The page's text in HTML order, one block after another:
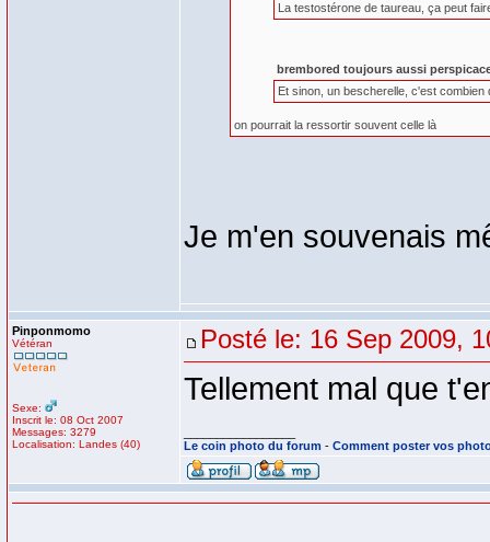
La testostérone de taureau, ça peut
brembored toujours aussi
Et sinon, un bescherelle, c'est combien
on pourrait la ressortir souvent celle là
Je m'en souvenais
Pinponmomo
Vétéran
Sexe:
Inscrit le: 08 Oct 2007
Messages: 3279
Localisation: Landes (40)
Posté le: 16 Sep 2009,
Tellement mal que
Le coin photo du forum - Comment poster vos